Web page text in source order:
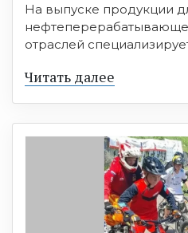
На выпуске продукции
отраслей
Читать далее